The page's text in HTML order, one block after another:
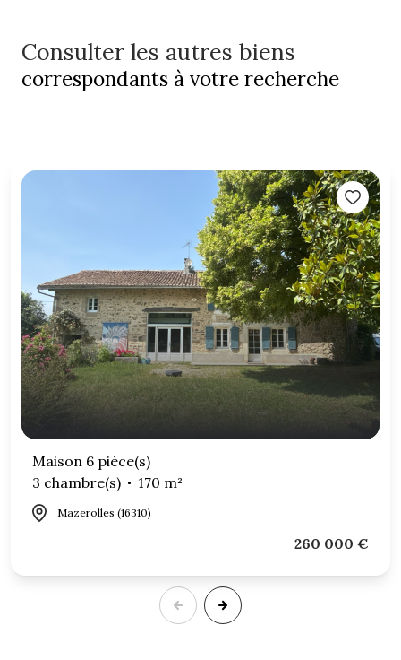
Consulter les autres biens
correspondants à votre recherche
Maison 6 pièce(s)
3 chambre(s)
170 m²
Mazerolles (16310)
260 000 €